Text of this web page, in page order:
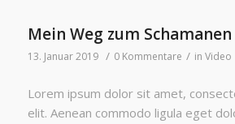
Mein Weg zum Schamanen
13. Januar 2019 / 0 Kommentare / in Video
Lorem ipsum dolor sit amet,
elit. Aenean commodo ligula eget